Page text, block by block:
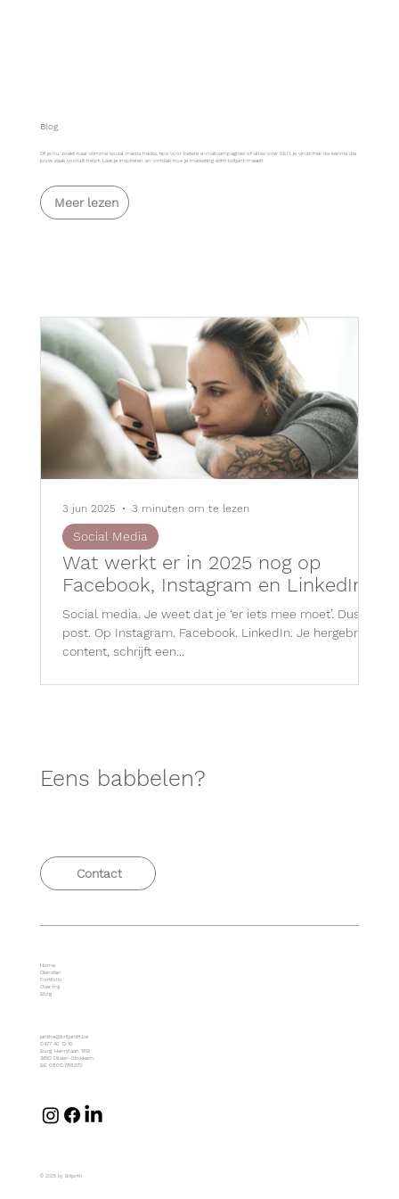
Blog
Of je nu zoekt naar slimme social media hacks, tips voor betere e-mailcampagnes of alles over SEO, je vindt hier de kennis die
jouw zaak vooruit helpt. Laat je inspireren en ontdek hoe je marketing écht briljant maakt!
Meer lezen
Wat werkt er in 2025 nog op
Facebook, Instagram en LinkedIn?
Social media. Je weet dat je ‘er iets mee moet’. Dus je
post. Op Instagram. Facebook. LinkedIn. Je hergebruikt
content, schrijft een...
Social Media
3 jun 2025 3 minuten om te lezen
Eens babbelen?
Contact
janthe@briljanth.be
0477 40 12 10
Burg. Henrylaan 18B
3650 Dilsen-Stokkem
BE 0800.786.270
Home
Diensten
Portfolio
Over mij
Blog
© 2025 by Briljanth